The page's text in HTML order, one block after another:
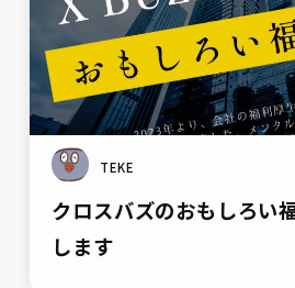
TEKE
クロスバズのおもしろい
します